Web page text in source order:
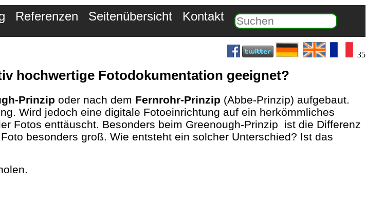
Referenzen Seitenübersicht Kontakt
35
hochwertige Fotodokumentation geeignet?
Prinzip oder nach dem Fernrohr-Prinzip (Abbe-Prinzip) aufgebaut.
Wird jedoch eine digitale Fotoeinrichtung auf ein herkömmliches
Fotos enttäuscht. Besonders beim Greenough-Prinzip ist die Differenz
besonders groß. Wie entsteht ein solcher Unterschied? Ist das